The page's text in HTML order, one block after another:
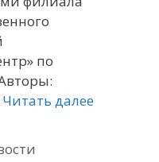
по
Читать далее